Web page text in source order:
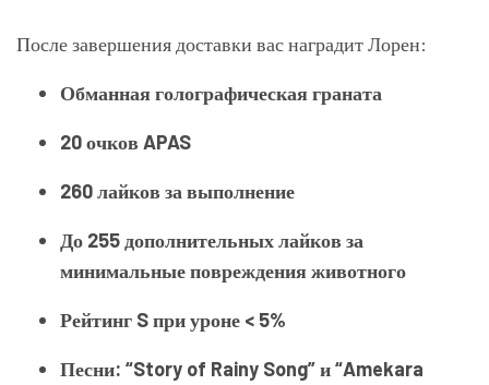
После завершения доставки вас наградит Лорен:
Обманная голографическая граната
20 очков APAS
260 лайков за выполнение
До 255 дополнительных лайков за
минимальные повреждения животного
Рейтинг S при уроне < 5%
Песни: “Story of Rainy Song” и “Amekara